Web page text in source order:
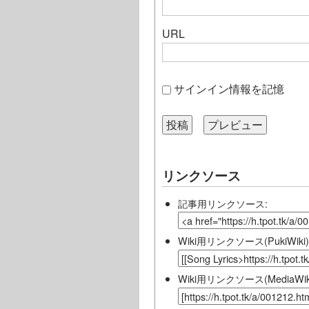
URL
サインイン情報を記憶
リンクソース
記事用リンクソース:
Wiki用リンクソース
Wiki用リンクソース